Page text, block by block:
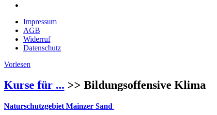
Impressum
AGB
Widerruf
Datenschutz
Vorlesen
Kurse für ... >> Bildungsoffensive Klima
Naturschutzgebiet Mainzer Sand